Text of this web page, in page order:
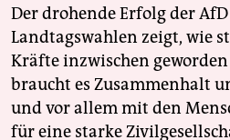
Der drohende Erfolg der
Landtagswahlen zeigt, wie
Kräfte inzwischen
braucht es Zusammenhalt
und vor allem mit den
für eine starke